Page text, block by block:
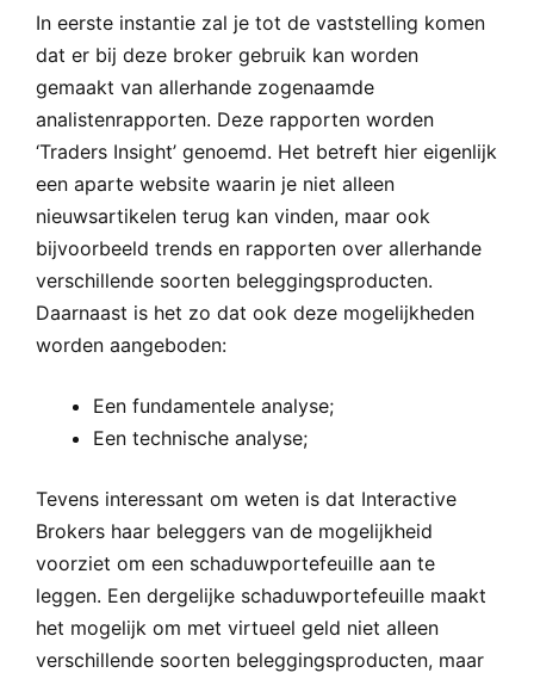
In eerste instantie zal je tot de vaststelling komen
dat er bij deze broker gebruik kan worden
gemaakt van allerhande zogenaamde
analistenrapporten. Deze rapporten worden
‘Traders Insight’ genoemd. Het betreft hier eigenlijk
een aparte website waarin je niet alleen
nieuwsartikelen terug kan vinden, maar ook
bijvoorbeeld trends en rapporten over allerhande
verschillende soorten beleggingsproducten.
Daarnaast is het zo dat ook deze mogelijkheden
worden aangeboden:
Een fundamentele analyse;
Een technische analyse;
Tevens interessant om weten is dat Interactive
Brokers haar beleggers van de mogelijkheid
voorziet om een schaduwportefeuille aan te
leggen. Een dergelijke schaduwportefeuille maakt
het mogelijk om met virtueel geld niet alleen
verschillende soorten beleggingsproducten, maar